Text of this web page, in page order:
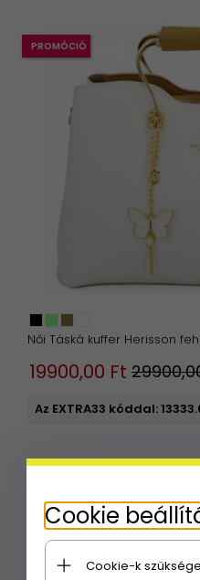
Női Táská kuffer Herisson
PROMÓCIÓ
19900,00 Ft
Az EXTRA33 kóddal:
Cookie
Cookie-k